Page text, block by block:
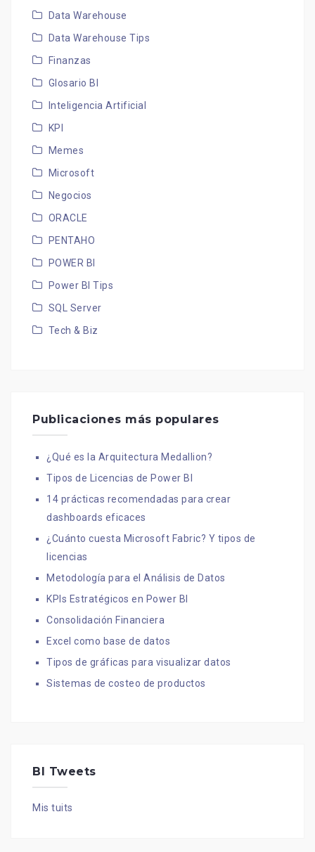
Data Warehouse
Data Warehouse Tips
Finanzas
Glosario BI
Inteligencia Artificial
KPI
Memes
Microsoft
Negocios
ORACLE
PENTAHO
POWER BI
Power BI Tips
SQL Server
Tech & Biz
Publicaciones más populares
¿Qué es la Arquitectura Medallion?
Tipos de Licencias de Power BI
14 prácticas recomendadas para crear
dashboards eficaces
¿Cuánto cuesta Microsoft Fabric? Y tipos de
licencias
Metodología para el Análisis de Datos
KPIs Estratégicos en Power BI
Consolidación Financiera
Excel como base de datos
Tipos de gráficas para visualizar datos
Sistemas de costeo de productos
BI Tweets
Mis tuits